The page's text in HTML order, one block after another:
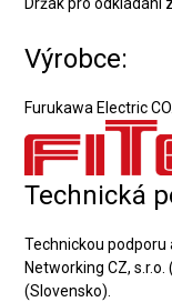
Držák pro odkládání
Výrobce:
Furukawa Electric
Technická
Technickou podporu
Networking CZ,
(Slovensko).